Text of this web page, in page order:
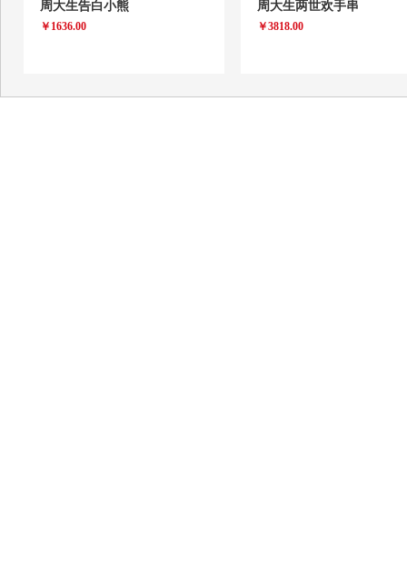
周大生告白小熊
￥1636.00
周大生两世欢手串
￥3818.00